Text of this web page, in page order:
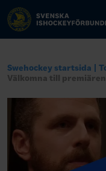
Swehockey startsida
Välkomna till premiären